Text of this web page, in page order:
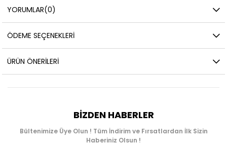
YORUMLAR(0)
ÖDEME SEÇENEKLERI
ÜRÜN ÖNERILERI
BIZDEN HABERLER
Bültenimize Üye Olun ! Tüm İndirim ve Fırsatlardan İlk Sizin
Haberiniz Olsun !